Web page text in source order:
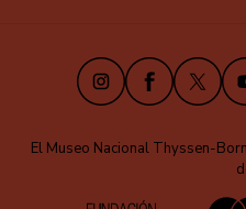
InstagramFacebook
X
El Museo Nacional Thyssen-